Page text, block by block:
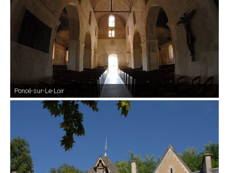
Poncé-sur-Le-Loir